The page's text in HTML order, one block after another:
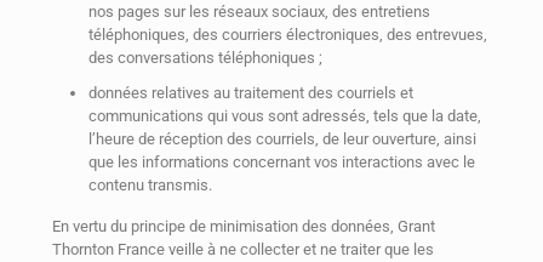
nos pages sur les réseaux sociaux, des entretiens
téléphoniques, des courriers électroniques, des entrevues,
des conversations téléphoniques ;
données relatives au traitement des courriels et
communications qui vous sont adressés, tels que la date,
l’heure de réception des courriels, de leur ouverture, ainsi
que les informations concernant vos interactions avec le
contenu transmis.
En vertu du principe de minimisation des données, Grant
Thornton France veille à ne collecter et ne traiter que les